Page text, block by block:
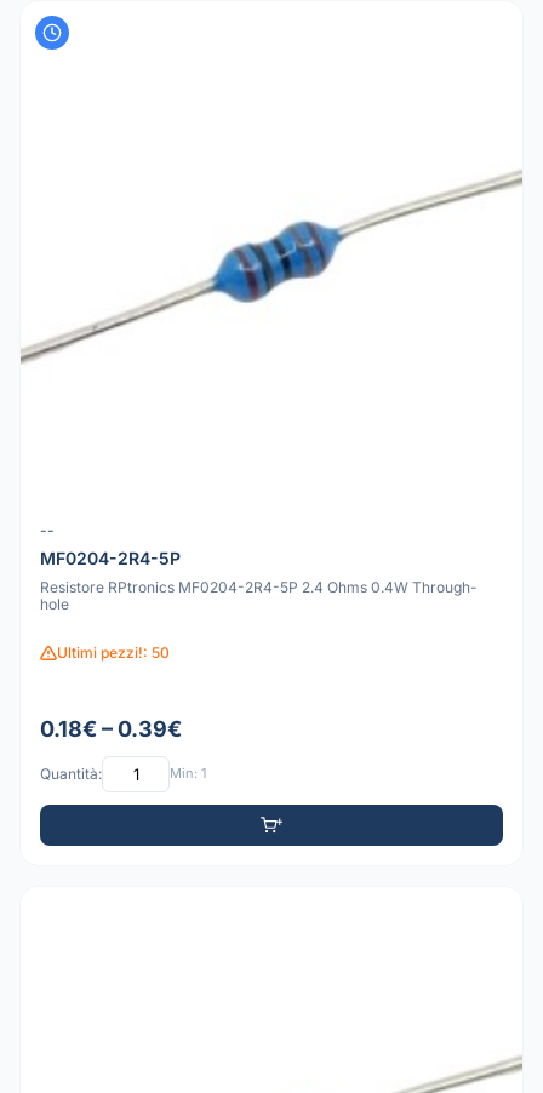
--
MF0204-2R4-5P
Resistore RPtronics MF0204-2R4-5P 2.4 Ohms 0.4W Through-
hole
Ultimi pezzi!: 50
0.18€ – 0.39€
Quantità: Min: 1